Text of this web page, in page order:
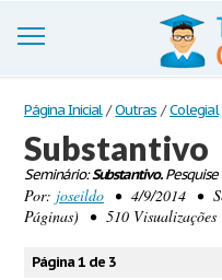
Trabalhos
Cadastre-se
Entre
Página Inicial / Outras / Colegial
Substantivo
Seminário:Substantivo.Pesquise
Por: joseildo • 4/9/2014 •
Páginas) • 510 Visualizações
Página 1 de 3